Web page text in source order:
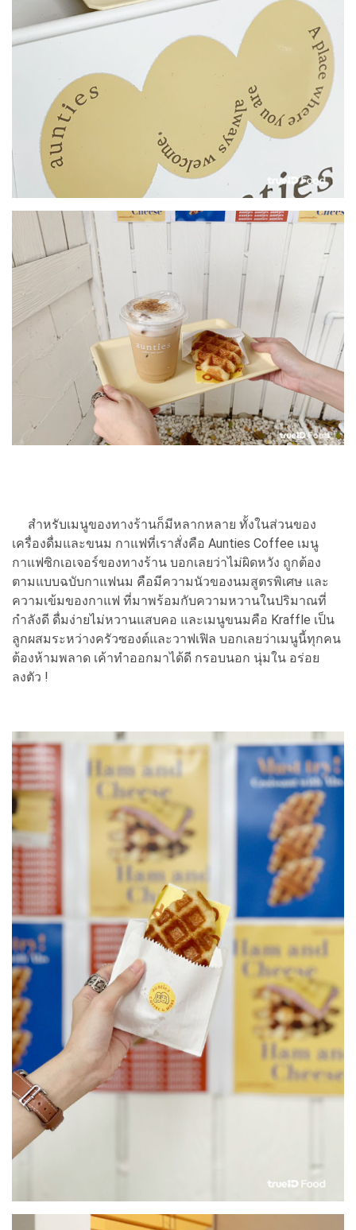
สำหรับเมนูของทางร้านก็มีหลากหลาย ทั้งในส่วนของ
เครื่องดื่มและขนม กาแฟที่เราสั่งคือ Aunties Coffee เมนู
กาแฟซิกเอเจอร์ของทางร้าน บอกเลยว่าไม่ผิดหวัง ถูกต้อง
ตามแบบฉบับกาแฟนม คือมีความนัวของนมสูตรพิเศษ และ
ความเข้มของกาแฟ ที่มาพร้อมกับความหวานในปริมาณที่
กำลังดี ดื่มง่ายไม่หวานแสบคอ และเมนูขนมคือ Kraffle เป็น
ลูกผสมระหว่างครัวซองต์และวาฟเฟิล บอกเลยว่าเมนูนี้ทุกคน
ต้องห้ามพลาด เค้าทำออกมาได้ดี กรอบนอก นุ่มใน อร่อย
ลงตัว !